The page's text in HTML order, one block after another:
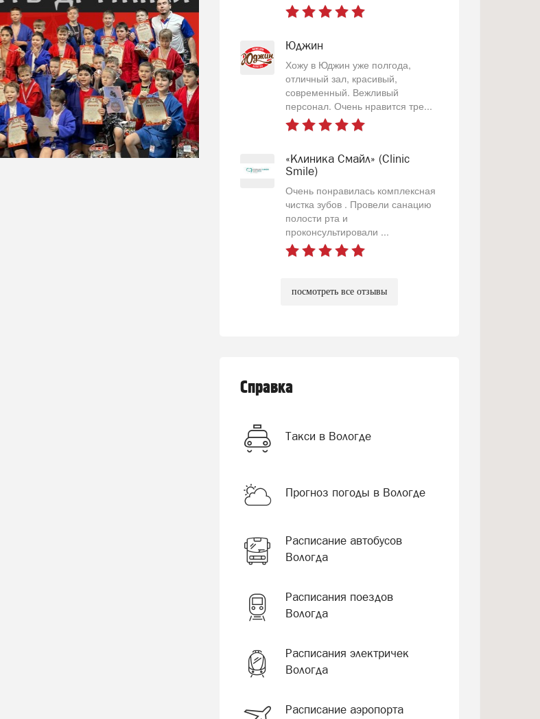
Юджин
Хожу в Юджин уже полгода,
отличный зал, красивый,
современный. Вежливый
персонал. Очень нравится тре...
«Клиника Смайл» (Clinic
Smile)
Очень понравилась комплексная
чистка зубов . Провели санацию
полости рта и
проконсультировали ...
посмотреть все отзывы
Справка
Такси в Вологде
Прогноз погоды в Вологде
Расписание автобусов
Вологда
Расписания поездов
Вологда
Расписания электричек
Вологда
Расписание аэропорта